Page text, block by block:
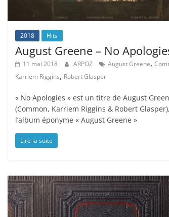
2018 Hits
August Greene – No
11 mai 2018 ARPOZ August Greene,
Karriem Riggins, Robert Glasper
« No Apologies » est un titre de August
(Common, Karriem Riggins & Robert
l’album éponyme « August Greene »
Lire la suite